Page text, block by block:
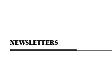
NEWSLETTERS